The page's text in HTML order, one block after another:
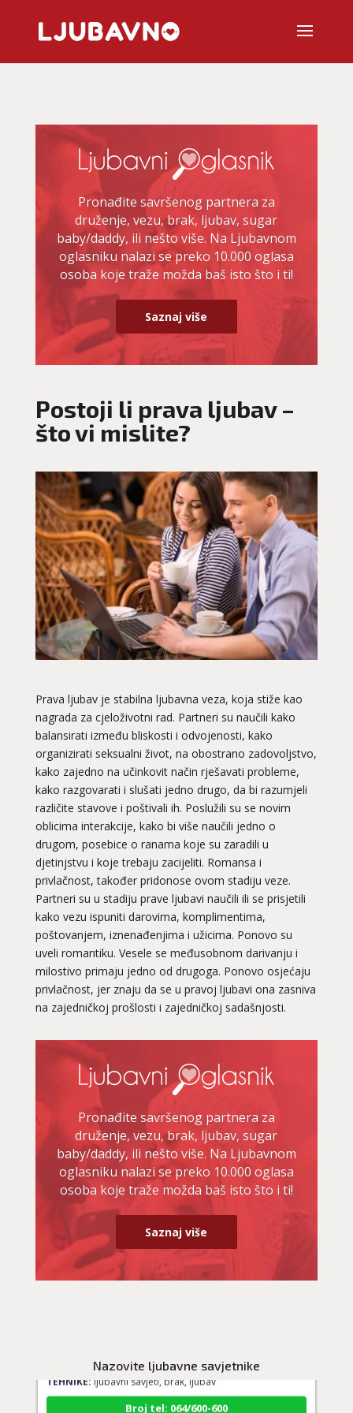
Pronađite savršenog partnera za
druženje, vezu, brak, ljubav, sugar
baby/daddy, ili nešto više. Na Ljubavnom
oglasniku nalazi se preko 10.000 oglasa
osoba koje traže možda baš isto što i ti!
Saznaj više
Postoji li prava ljubav –
što vi mislite?
Prava ljubav je stabilna ljubavna veza, koja stiže kao
nagrada za cjeloživotni rad. Partneri su naučili kako
balansirati između bliskosti i odvojenosti, kako
organizirati seksualni život, na obostrano zadovoljstvo,
kako zajedno na učinkovit način rješavati probleme,
kako razgovarati i slušati jedno drugo, da bi razumjeli
različite stavove i poštivali ih. Poslužili su se novim
oblicima interakcije, kako bi više naučili jedno o
drugom, posebice o ranama koje su zaradili u
djetinjstvu i koje trebaju zacijeliti. Romansa i
privlačnost, također pridonose ovom stadiju veze.
Partneri su u stadiju prave ljubavi naučili ili se prisjetili
kako vezu ispuniti darovima, komplimentima,
poštovanjem, iznenađenjima i užicima. Ponovo su
uveli romantiku. Vesele se međusobnom darivanju i
milostivo primaju jedno od drugoga. Ponovo osjećaju
privlačnost, jer znaju da se u pravoj ljubavi ona zasniva
na zajedničkoj prošlosti i zajedničkoj sadašnjosti.
Pronađite savršenog partnera za
druženje, vezu, brak, ljubav, sugar
baby/daddy, ili nešto više. Na Ljubavnom
oglasniku nalazi se preko 10.000 oglasa
osoba koje traže možda baš isto što i ti!
Saznaj više
Nazovite ljubavne savjetnike
ljubavni savjeti, brak, ljubav
Broj tel: 064/600-600